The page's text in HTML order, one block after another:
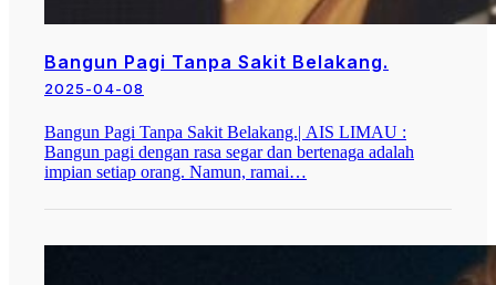
Bangun Pagi Tanpa Sakit Belakang.
2025-04-08
Bangun Pagi Tanpa Sakit Belakang.| AIS LIMAU :
Bangun pagi dengan rasa segar dan bertenaga adalah
impian setiap orang. Namun, ramai…